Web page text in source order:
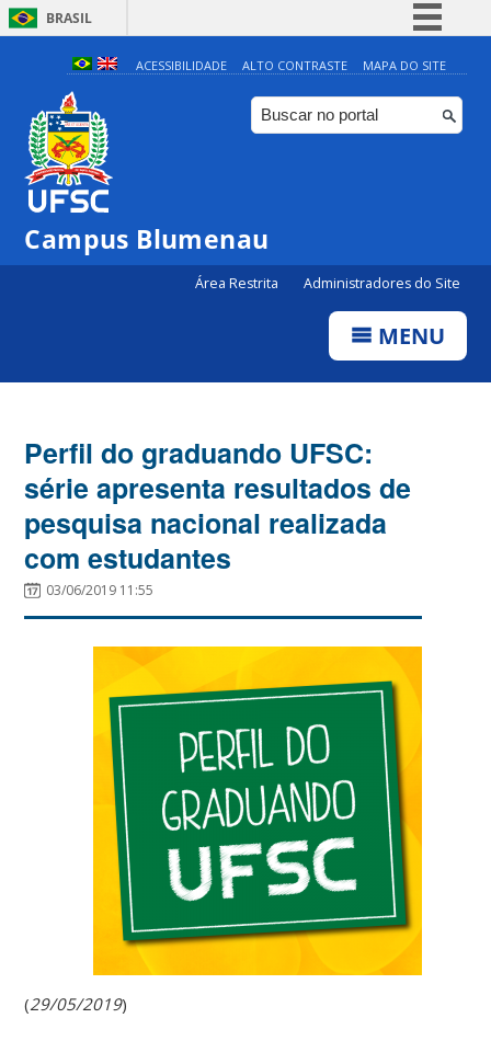
BRASIL
Simplifique!
Comunica BR
Participe
ACESSIBILIDADE ALTO CONTRASTE MAPA DO SITE
Campus Blumenau
Área Restrita Administradores do Site
MENU
Perfil do graduando UFSC:
série apresenta resultados de
pesquisa nacional realizada
com estudantes
03/06/2019 11:55
(29/05/2019)